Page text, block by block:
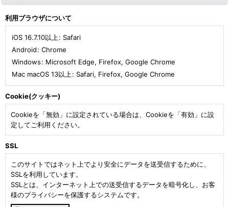
利用ブラウザについて
iOS 16.7.10以上: Safari
Android: Chrome
Windows: Microsoft Edge, Firefox, Google Chrome
Mac macOS 13以上: Safari, Firefox, Google Chrome
Cookie(クッキー)
Cookieを「無効」に設定されている場合は、Cookieを「有効」に設
定してご利用ください。
SSL
このサイトではネット上でより安全にデータを送受信するために、
SSLを利用しています。
SSLとは、インターネット上での送受信するデータを暗号化し、お客
様のプライバシーを保護するシステムです。